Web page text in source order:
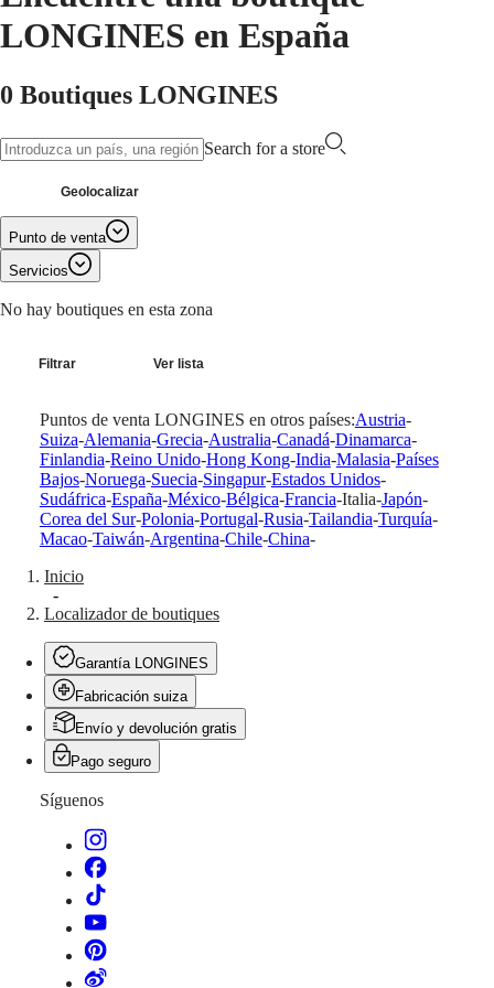
Master
COLLECTION
MASTER
CHRONOGRAPH
COLLECTION
THE
LONGINES
MASTER
GMT
CLASSIC
CONQUEST
CHRONOGRAPH
HYDROCONQUEST
HYDROCONQUEST
GMT
SPIRIT
LONGINES
SPIRIT
ZULU
TIME
SPIRIT
FLYBACK
LONGINES
SPIRIT
LONGINES
SPIRIT
PILOT
LONGINES
SPIRIT
PILOT
FLYBACK
South
Africa
América
(En)
Fr)
United
States
Asia-
Pacífico
中
대
한
민
국
Hong
Kong
SAR
香
港
特
别
行
政
區
(Zh)
India
本
LONGINES en España
0 Boutiques LONGINES
Search for a store
Geolocalizar
Punto de venta
Servicios
No hay boutiques en esta zona
Filtrar Ver lista
Puntos de venta LONGINES en otros países:Austria-
Suiza-Alemania-Grecia-Australia-Canadá-Dinamarca-
Finlandia-Reino Unido-Hong Kong-India-Malasia-Países
Bajos-Noruega-Suecia-Singapur-Estados Unidos-
Sudáfrica-España-México-Bélgica-Francia-Italia-Japón-
Corea del Sur-Polonia-Portugal-Rusia-Tailandia-Turquía-
Macao-Taiwán-Argentina-Chile-China-
Inicio
-
Localizador de boutiques
Garantía LONGINES
Fabricación suiza
Envío y devolución gratis
Pago seguro
Síguenos